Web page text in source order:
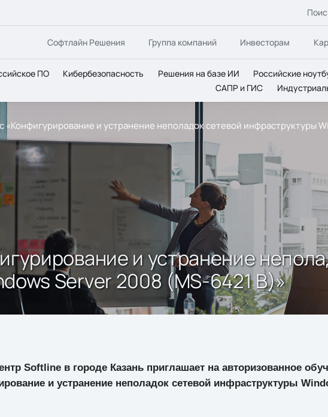
Софтлайн Решения Группа компаний Инвесторам
ПО Кибербезопасность Решения на базе ИИ Российские
САПР и ГИС
«Конфигурирование и устранение неполадок сетевой инфраструктуры
и устранение
Server 2008 (MS-6421 B)»
Softline в городе Казань приглашает на авторизованное
и устранение неполадок сетевой инфраструктуры